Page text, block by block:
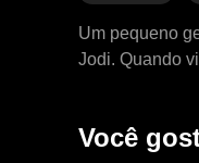
Um pequeno
Jodi. Quando
Você